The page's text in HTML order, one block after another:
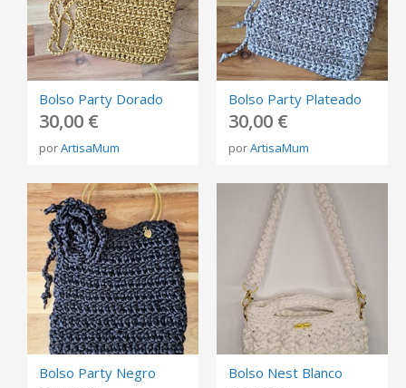
Bolso Party Dorado
30,00 €
porArtisaMum
Bolso Party Plateado
30,00 €
porArtisaMum
Bolso Party Negro Bolso Nest Blanco